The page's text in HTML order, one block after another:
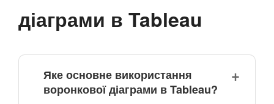
діаграми в Tableau
Яке основне використання
воронкової діаграми в Tableau?